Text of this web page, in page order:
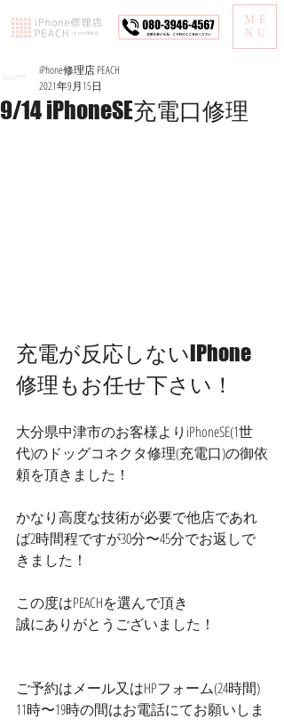
ME
NU
9/14 iPhoneSE充電口修理
iPhone修理店 PEACH
2021年9月15日
充電が反応しないiPhone
修理もお任せ下さい！
大分県中津市のお客様よりiPhoneSE(1世
代)のドッグコネクタ修理(充電口)の御依
頼を頂きました！
かなり高度な技術が必要で他店であれ
ば2時間程ですが30分〜45分でお返しで
きました！
この度はPEACHを選んで頂き
誠にありがとうございました！
ご予約はメール又はHPフォーム(24時間)
11時〜19時の間はお電話にてお願いしま